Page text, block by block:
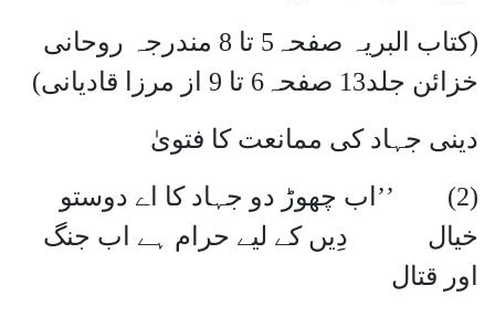
(کتاب البریہ صفحہ5 تا 8 مندرجہ روحانی
خزائن جلد13 صفحہ6 تا 9 از مرزا قادیانی)
دینی جہاد کی ممانعت کا فتویٰ
(2) ’’اب چھوڑ دو جہاد کا اے دوستو
خیال دِیں کے لیے حرام ہے اب جنگ
اور قتال